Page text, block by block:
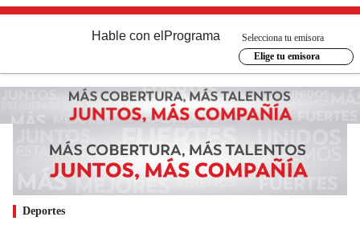
Hable con el Programa
Selecciona tu emisora
Elige tu emisora
Deportes